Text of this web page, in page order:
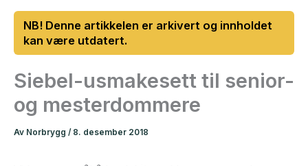
Siebel-usmakesett til senior-
og mesterdommere
Av Norbrygg / 8. desember 2018